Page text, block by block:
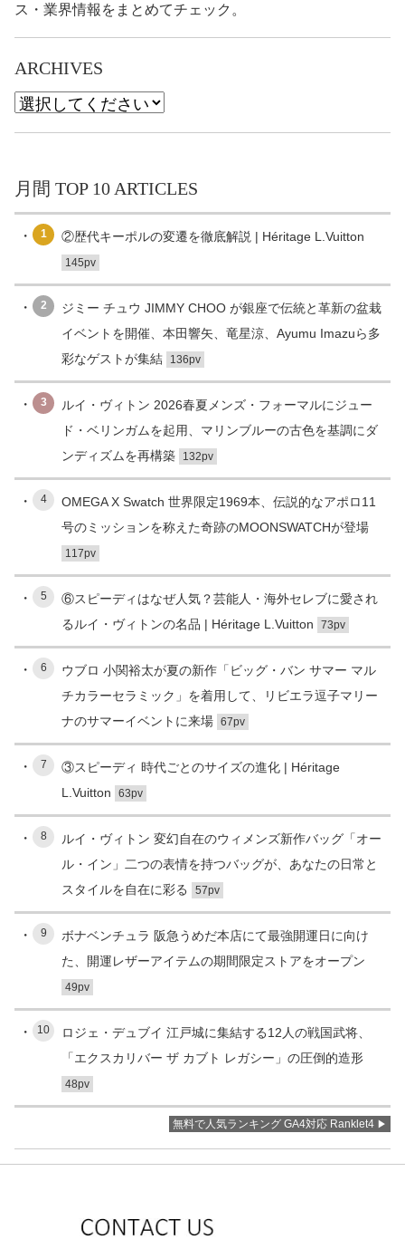
ス・業界情報をまとめてチェック。
ARCHIVES
月間 TOP 10 ARTICLES
1 ②歴代キーポルの変遷を徹底解説 | Héritage L.Vuitton
145pv
2
ジミー チュウ JIMMY CHOO が銀座で伝統と革新の盆栽
イベントを開催、本田響矢、竜星涼、Ayumu Imazuら多
彩なゲストが集結
136pv
3
ルイ・ヴィトン 2026春夏メンズ・フォーマルにジュー
ド・ベリンガムを起用、マリンブルーの古色を基調にダ
ンディズムを再構築
132pv
4
OMEGA X Swatch 世界限定1969本、伝説的なアポロ11
号のミッションを称えた奇跡のMOONSWATCHが登場
117pv
5
⑥スピーディはなぜ人気？芸能人・海外セレブに愛され
るルイ・ヴィトンの名品 | Héritage L.Vuitton
73pv
6
ウブロ 小関裕太が夏の新作「ビッグ・バン サマー マル
チカラーセラミック」を着用して、リビエラ逗子マリー
ナのサマーイベントに来場 67pv
7
③スピーディ 時代ごとのサイズの進化 | Héritage
L.Vuitton
63pv
8
ルイ・ヴィトン 変幻自在のウィメンズ新作バッグ「オー
ル・イン」二つの表情を持つバッグが、あなたの日常と
スタイルを自在に彩る
57pv
9
ボナベンチュラ 阪急うめだ本店にて最強開運日に向け
た、開運レザーアイテムの期間限定ストアをオープン
49pv
10
ロジェ・デュブイ 江戸城に集結する12人の戦国武将、
「エクスカリバー ザ カブト レガシー」の圧倒的造形
48pv
無料で人気ランキング GA4対応 Ranklet4